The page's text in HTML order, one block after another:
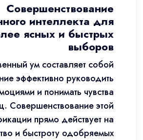
Совершенствование
интеллекта для
ясных и быстрых
выборов
ум составляет собой
эффективно руководить
и понимать чувства
Совершенствование этой
прямо действует на
и быстроту одобряемых